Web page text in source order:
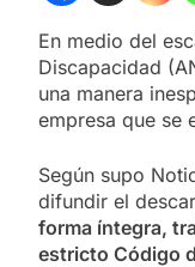
En medio del
Discapacidad
una manera
empresa que se
Según supo
difundir el
forma íntegra,
estricto Código